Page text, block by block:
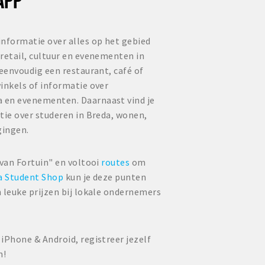
over alles op het gebied
cultuur en evenementen in
een restaurant, café of
of informatie over
evenementen. Daarnaast vind je
over studeren in Breda, wonen,
Fortuin" en voltooi routes om
Student Shop kun je deze punten
prijzen bij lokale ondernemers
& Android, registreer jezelf